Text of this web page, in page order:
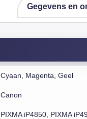
Gegevens en
Cyaan, Magenta, Geel
Canon
PIXMA iP4850, PIXMA